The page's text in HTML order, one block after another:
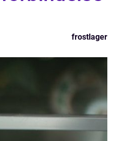
frostlager